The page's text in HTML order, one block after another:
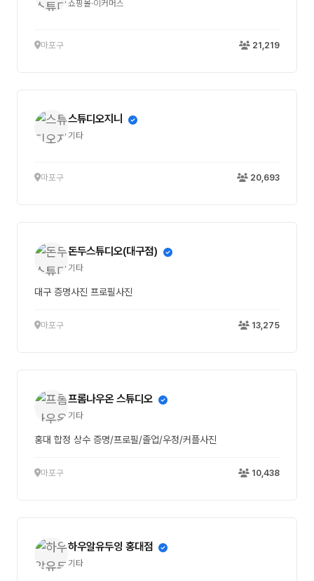
쇼핑몰·이커머스
마포구 21,219
스튜디오지니
기타
마포구 20,693
돈두스튜디오(대구점)
기타
대구 증명사진 프로필사진
마포구 13,275
프롬나우온 스튜디오
기타
홍대 합정 상수 증명/프로필/졸업/우정/커플사진
마포구 10,438
하우알유두잉 홍대점
기타